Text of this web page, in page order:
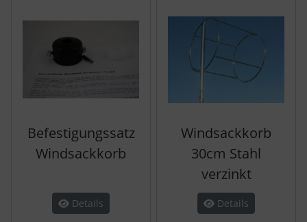
Befestigungssatz
Windsackkorb
Details
Windsackkorb
30cm Stahl
verzinkt
Details